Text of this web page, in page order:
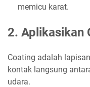
memicu karat.
2. Aplikasikan
Coating adalah
kontak langsung
udara.